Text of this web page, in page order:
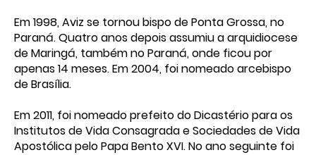
Em 1998, Aviz se tornou bispo de Ponta Grossa, no
Paraná. Quatro anos depois assumiu a arquidiocese
de Maringá, também no Paraná, onde ficou por
apenas 14 meses. Em 2004, foi nomeado arcebispo
de Brasília.
Em 2011, foi nomeado prefeito do Dicastério para os
Institutos de Vida Consagrada e Sociedades de Vida
Apostólica pelo Papa Bento XVI. No ano seguinte foi